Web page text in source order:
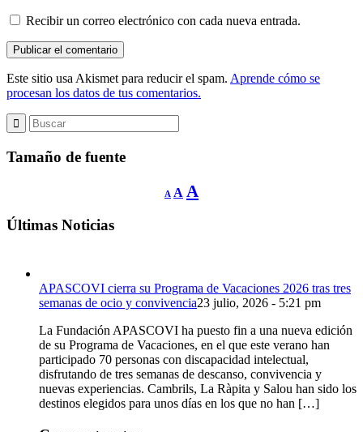
Recibir un correo electrónico con cada nueva entrada.
Este sitio usa Akismet para reducir el spam. Aprende cómo se
procesan los datos de tus comentarios.
Tamaño de fuente
A
Reducir
tamaño
A Restablecer
tamaño
A
Últimas Noticias
APASCOVI cierra su Programa de Vacaciones 2026 tras tres
semanas de ocio y convivencia23 julio, 2026 - 5:21 pm
La Fundación APASCOVI ha puesto fin a una nueva edición
de su Programa de Vacaciones, en el que este verano han
participado 70 personas con discapacidad intelectual,
disfrutando de tres semanas de descanso, convivencia y
nuevas experiencias. Cambrils, La Ràpita y Salou han sido los
destinos elegidos para unos días en los que no han […]